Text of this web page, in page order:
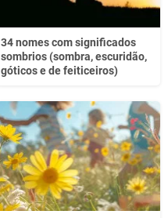
34 nomes com significados
sombrios (sombra, escuridão,
góticos e de feiticeiros)